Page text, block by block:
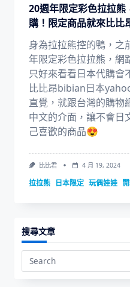
20週年限定彩色拉拉
購！限定商品就來比比
身為拉拉熊控的鴨，之
年限定彩色拉拉熊，網
只好來看看日本代購會
比比昂bibian日本
直覺，就跟台灣的購物
中文的介面，讓不會日
己喜歡的商品😍
比比君 4 月 19, 2024
拉拉熊 日本限定 玩偶娃娃
搜尋文章
Search